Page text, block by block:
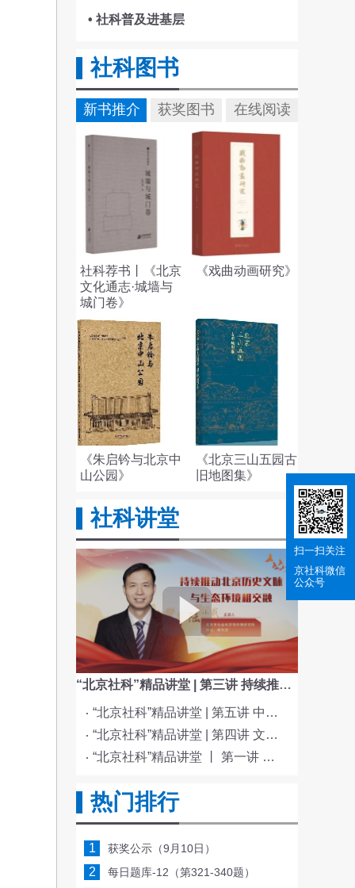
• 社科普及进基层
社科图书
新书推介 获奖图书 在线阅读
社科荐书丨《北京
文化通志·城墙与
城门卷》
《戏曲动画研究》
《朱启钤与北京中
山公园》
《北京三山五园古
旧地图集》
社科讲堂
“北京社科”精品讲堂 | 第三讲 持续推动北京历史文脉与生态环境相交融
“北京社科”精品讲堂 | 第五讲 中国电影与文化传统
“北京社科”精品讲堂 | 第四讲 文化与科技融合赋能新质生产力发展
“北京社科”精品讲堂 丨 第一讲 《红楼梦》的北京情缘
热门排行
1 获奖公示（9月10日）
2 每日题库-12（第321-340题）
扫一扫关注
京社科微信
公众号